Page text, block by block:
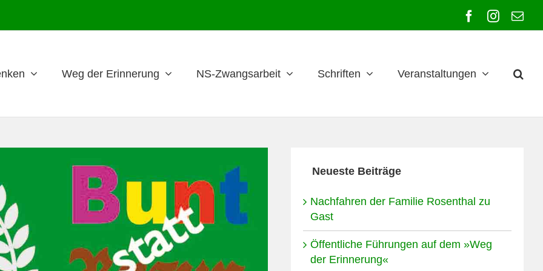
FacebookE-
Weg der Erinnerung NS-Zwangsarbeit Schriften Veranstaltungen
Neueste Beiträge
Nachfahren der Familie Rosenthal zu
Gast
Öffentliche Führungen auf dem »Weg
der Erinnerung«